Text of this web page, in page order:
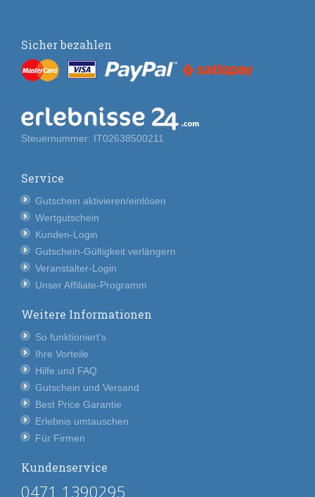
Sicher bezahlen
Steuernummer: IT02638500211
Service
Gutschein aktivieren/einlösen
Wertgutschein
Kunden-Login
Gutschein-Gültigkeit verlängern
Veranstalter-Login
Unser Affiliate-Programm
Weitere Informationen
So funktioniert's
Ihre Vorteile
Hilfe und FAQ
Gutschein und Versand
Best Price Garantie
Erlebnis umtauschen
Für Firmen
Kundenservice
0471 1390295